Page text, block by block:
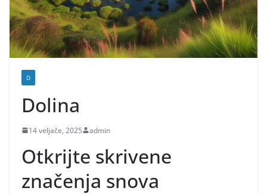
D
Dolina
14 veljače, 2025 admin
Otkrijte skrivene
značenja snova